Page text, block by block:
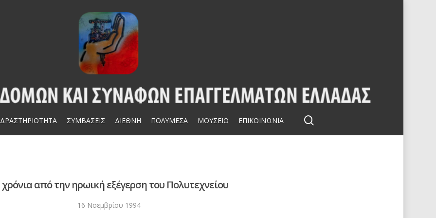
ΔΡΑΣΤΗΡΙΟΤΗΤΑ ΣΥΜΒΑΣΕΙΣ ΔΙΕΘΝΗ ΠΟΛΥΜΕΣΑ ΜΟΥΣΕΙΟ ΕΠΙΚΟΙΝΩΝΙΑ
χρόνια από την ηρωική εξέγερση του Πολυτεχνείου
16 Νοεμβρίου 1994